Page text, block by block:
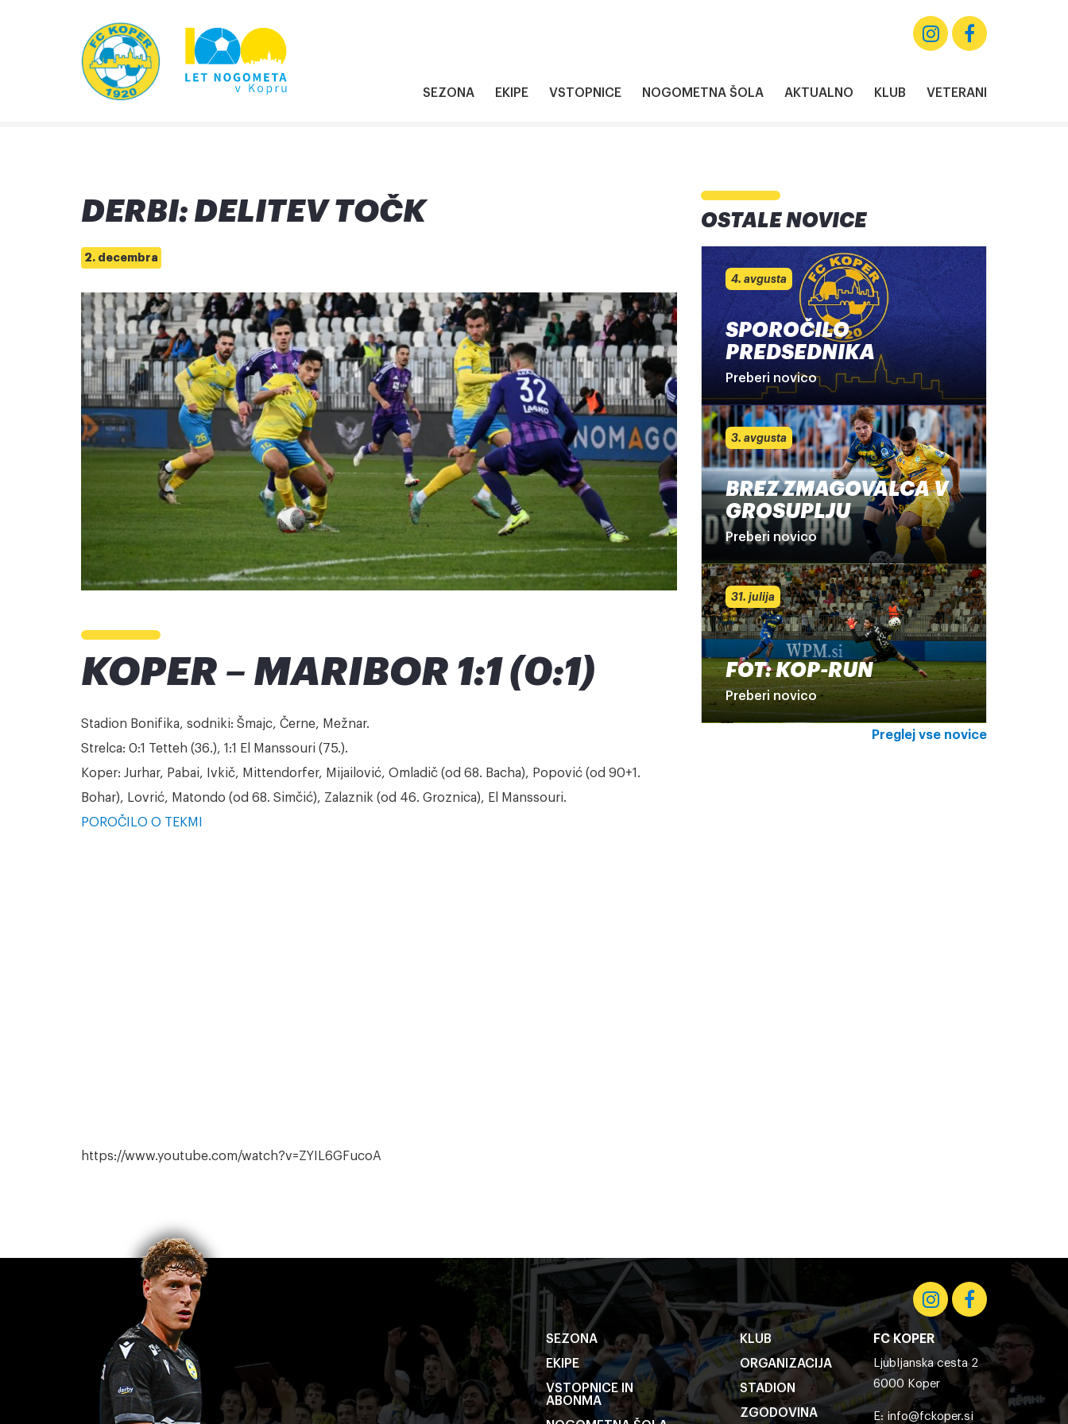
SEZONA EKIPE VSTOPNICE NOGOMETNA ŠOLA AKTUALNO KLUB VETERANI
DERBI: DELITEV TOČK
2. decembra
KOPER – MARIBOR 1:1 (0:1)
Stadion Bonifika, sodniki: Šmajc, Černe, Mežnar.
Strelca: 0:1 Tetteh (36.), 1:1 El Manssouri (75.).
Koper: Jurhar, Pabai, Ivkič, Mittendorfer, Mijailović, Omladič (od 68. Bacha), Popović (od 90+1.
Bohar), Lovrić, Matondo (od 68. Simčić), Zalaznik (od 46. Groznica), El Manssouri.
POROČILO O TEKMI
https://www.youtube.com/watch?v=ZYIL6GFucoA
OSTALE NOVICE
4. avgusta
SPOROČILO
PREDSEDNIKA
Preberi novico
3. avgusta
BREZ ZMAGOVALCA V
GROSUPLJU
Preberi novico
31. julija
FOT: KOP-RUN
Preberi novico
Preglej vse novice
SEZONA
EKIPE
VSTOPNICE IN
ABONMA
KLUB
ORGANIZACIJA
STADION
ZGODOVINA
FC KOPER
Ljubljanska cesta 2
6000 Koper
E: info@fckoper.si